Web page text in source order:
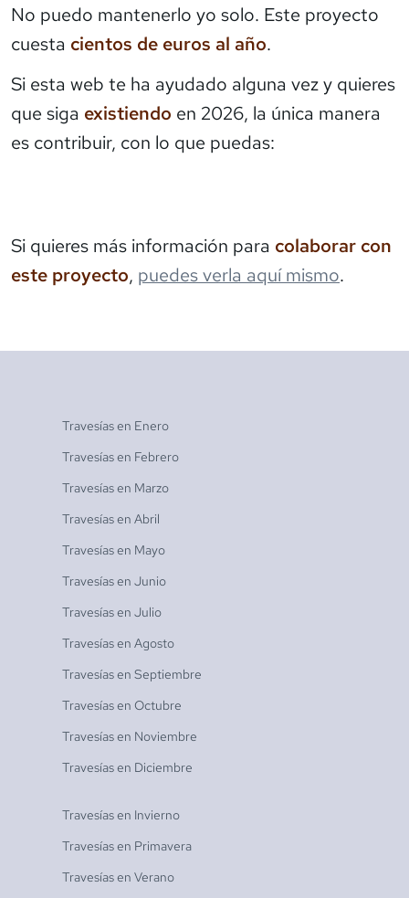
No puedo mantenerlo yo solo. Este proyecto
cuesta cientos de euros al año.
Si esta web te ha ayudado alguna vez y quieres
que siga existiendo en 2026, la única manera
es contribuir, con lo que puedas:
Si quieres más información para colaborar con
este proyecto, puedes verla aquí mismo.
Travesías en Enero
Travesías en Febrero
Travesías en Marzo
Travesías en Abril
Travesías en Mayo
Travesías en Junio
Travesías en Julio
Travesías en Agosto
Travesías en Septiembre
Travesías en Octubre
Travesías en Noviembre
Travesías en Diciembre
Travesías en Invierno
Travesías en Primavera
Travesías en Verano